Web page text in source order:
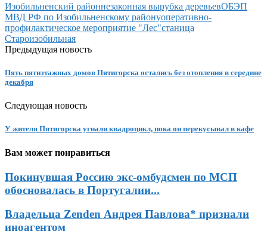
Изобильненский районнезаконная вырубка деревьевОБЭП
МВД РФ по Изобильненскому районуоперативно-
профилактическое мероприятие "Лес"станица
Староизобильная
Предыдущая новость
Пять пятиэтажных домов Пятигорска остались без отопления в середине
декабря
Следующая новость
У жителя Пятигорска угнали квадроцикл, пока он перекусывал в кафе
Вам может понравиться
Покинувшая Россию экс-омбудсмен по МСП
обосновалась в Португалии...
Владельца Zenden Андрея Павлова* признали
иноагентом